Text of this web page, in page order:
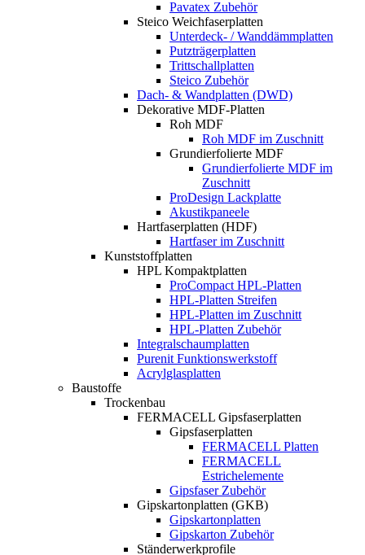
Pavatex Zubehör
Steico Weichfaserplatten
Unterdeck- / Wanddämmplatten
Putzträgerplatten
Trittschallplatten
Steico Zubehör
Dach- & Wandplatten (DWD)
Dekorative MDF-Platten
Roh MDF
Roh MDF im Zuschnitt
Grundierfolierte MDF
Grundierfolierte MDF im
Zuschnitt
ProDesign Lackplatte
Akustikpaneele
Hartfaserplatten (HDF)
Hartfaser im Zuschnitt
Kunststoffplatten
HPL Kompaktplatten
ProCompact HPL-Platten
HPL-Platten Streifen
HPL-Platten im Zuschnitt
HPL-Platten Zubehör
Integralschaumplatten
Purenit Funktionswerkstoff
Acrylglasplatten
Baustoffe
Trockenbau
FERMACELL Gipsfaserplatten
Gipsfaserplatten
FERMACELL Platten
FERMACELL
Estrichelemente
Gipsfaser Zubehör
Gipskartonplatten (GKB)
Gipskartonplatten
Gipskarton Zubehör
Ständerwerkprofile